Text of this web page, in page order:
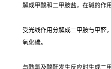
解成甲酸和二甲胺盐，在碱的作
受光线作用分解成二甲胺与甲醛
氧化碳。